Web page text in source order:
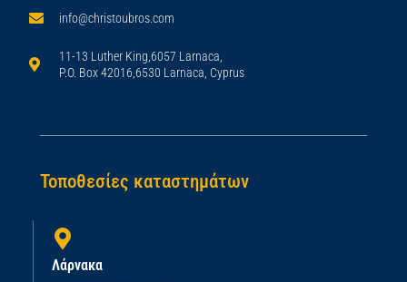
info@christoubros.com
11-13 Luther King,6057 Larnaca,
P.O. Box 42016,6530 Larnaca, Cyprus
Τοποθεσίες καταστημάτων
Λάρνακα